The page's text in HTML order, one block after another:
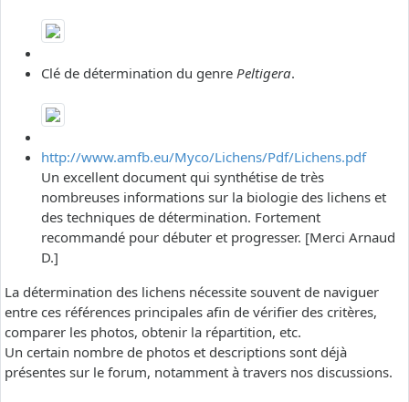
Clé de détermination du genre Peltigera.
http://www.amfb.eu/Myco/Lichens/Pdf/Lichens.pdf
Un excellent document qui synthétise de très
nombreuses informations sur la biologie des lichens et
des techniques de détermination. Fortement
recommandé pour débuter et progresser. [Merci Arnaud
D.]
La détermination des lichens nécessite souvent de naviguer
entre ces références principales afin de vérifier des critères,
comparer les photos, obtenir la répartition, etc.
Un certain nombre de photos et descriptions sont déjà
présentes sur le forum, notamment à travers nos discussions.